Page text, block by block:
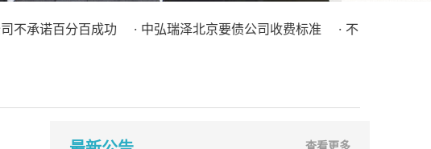
诺百分百成功 · 中弘瑞泽北京要债公司收费标准 · 不良债权处理（债务
查看更多